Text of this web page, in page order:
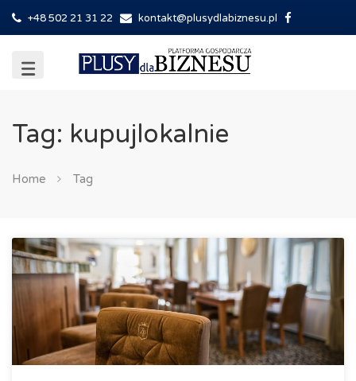
+48 502 21 31 22 kontakt@plusydlabiznesu.pl
Tag: kupujlokalnie
Home Tag